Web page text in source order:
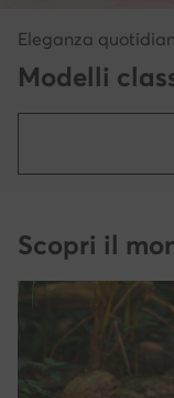
Eleganza
Modelli
Scopri il